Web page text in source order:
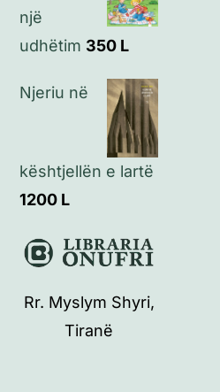
një
udhëtim 350 L
Njeriu në
kështjellën e lartë
1200 L
Rr. Myslym Shyri,
Tiranë